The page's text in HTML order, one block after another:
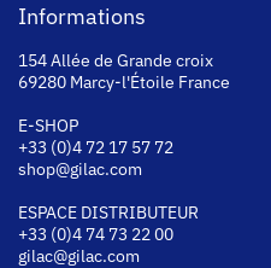
Informations
154 Allée de Grande croix
69280 Marcy-l'Étoile France
E-SHOP
+33 (0)4 72 17 57 72
shop@gilac.com
ESPACE DISTRIBUTEUR
+33 (0)4 74 73 22 00
gilac@gilac.com